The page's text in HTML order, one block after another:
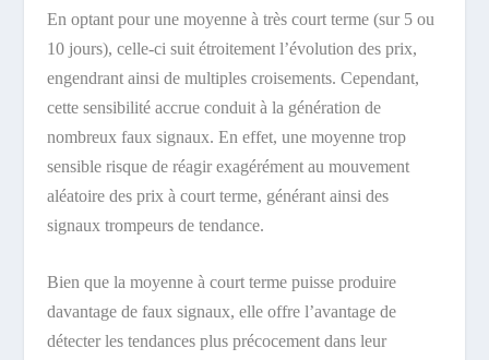
En optant pour une moyenne à très court terme (sur 5 ou
10 jours), celle-ci suit étroitement l’évolution des prix,
engendrant ainsi de multiples croisements. Cependant,
cette sensibilité accrue conduit à la génération de
nombreux faux signaux. En effet, une moyenne trop
sensible risque de réagir exagérément au mouvement
aléatoire des prix à court terme, générant ainsi des
signaux trompeurs de tendance.
Bien que la moyenne à court terme puisse produire
davantage de faux signaux, elle offre l’avantage de
détecter les tendances plus précocement dans leur